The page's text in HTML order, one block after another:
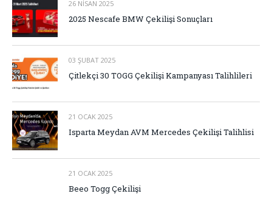
26 NISAN 2025
2025 Nescafe BMW Çekilişi Sonuçları
03 ŞUBAT 2025
Çitlekçi 30 TOGG Çekilişi Kampanyası Talihlileri
21 OCAK 2025
Isparta Meydan AVM Mercedes Çekilişi Talihlisi
21 OCAK 2025
Beeo Togg Çekilişi